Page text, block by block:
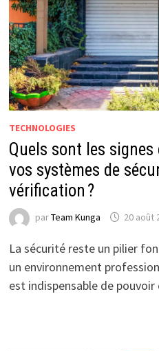
TECHNOLOGIES
Quels sont les
vos systèmes de
vérification ?
parTeam Kunga 20 août
La sécurité reste un pilier
un environnement
est indispensable de